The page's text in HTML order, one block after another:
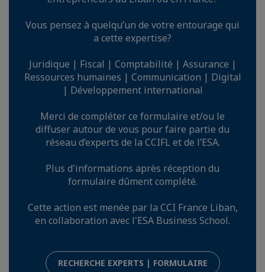
Vous pensez à quelqu’un de votre entourage qui
a cette expertise?
Juridique | Fiscal | Comptabilité | Assurance |
Ressources humaines | Communication | Digital
| Développement international
Merci de compléter ce formulaire et/ou le
diffuser autour de vous pour faire partie du
réseau d’experts de la CCIFL et de l’ESA.
Plus d'informations après réception du
formulaire dûment complété.
Cette action est menée par la CCI France Liban,
en collaboration avec l'ESA Business School.
RECHERCHE EXPERTS | FORMULAIRE